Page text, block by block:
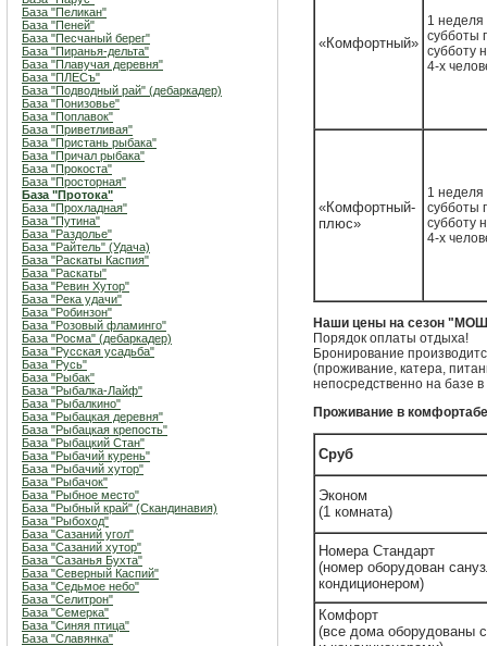
База "Пеликан"
База "Пеней"
База "Песчаный берег"
База "Пиранья-дельта"
База "Плавучая деревня"
База "ПЛЕСъ"
База "Подводный рай" (дебаркадер)
База "Понизовье"
База "Поплавок"
База "Приветливая"
База "Пристань рыбака"
База "Причал рыбака"
База "Прокоста"
База "Просторная"
База "Протока"
База "Прохладная"
База "Путина"
База "Раздолье"
База "Райтель" (Удача)
База "Раскаты Каспия"
База "Раскаты"
База "Ревин Хутор"
База "Река удачи"
База "Робинзон"
База "Розовый фламинго"
База "Росма" (дебаркадер)
База "Русская усадьба"
База "Русь"
База "Рыбак"
База "Рыбалка-Лайф"
База "Рыбалкино"
База "Рыбацкая деревня"
База "Рыбацкая крепость"
База "Рыбацкий Стан"
База "Рыбачий курень"
База "Рыбачий хутор"
База "Рыбачок"
База "Рыбное место"
База "Рыбный край" (Скандинавия)
База "Рыбоход"
База "Сазаний угол"
База "Сазаний хутор"
База "Сазанья Бухта"
База "Северный Каспий"
База "Седьмое небо"
База "Селитрон"
База "Семерка"
База "Синяя птица"
База "Славянка"
«Комфортный»
1 неделя
субботы
субботу
4-х
«Комфортный-
плюс»
1 неделя
субботы
субботу
4-х
Наши цены на сезон
Порядок оплаты отдыха!
Бронирование
(проживание, катера,
непосредственно на базе
Проживание в
Сруб
Эконом
(1 комната)
Номера Стандарт
(номер оборудован
кондиционером)
Комфорт
(все дома оборудованы